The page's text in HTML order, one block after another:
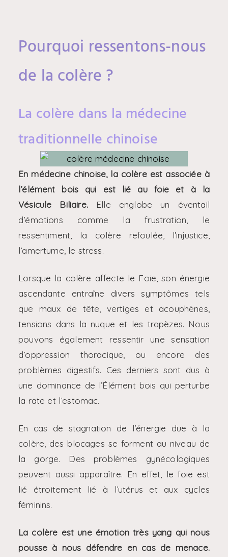
Pourquoi ressentons-nous
de la colère ?
La colère dans la médecine
traditionnelle chinoise ​
En médecine chinoise, la colère est associée à
l’élément bois qui est lié au foie et à la
Vésicule Biliaire. Elle englobe un éventail
d’émotions comme la frustration, le
ressentiment, la colère refoulée, l’injustice,
l’amertume, le stress.
Lorsque la colère affecte le Foie, son énergie
ascendante entraîne divers symptômes tels
que maux de tête, vertiges et acouphènes,
tensions dans la nuque et les trapèzes. Nous
pouvons également ressentir une sensation
d’oppression thoracique, ou encore des
problèmes digestifs. Ces derniers sont dus à
une dominance de l’Élément bois qui perturbe
la rate et l’estomac.
En cas de stagnation de l’énergie due à la
colère, des blocages se forment au niveau de
la gorge. Des problèmes gynécologiques
peuvent aussi apparaître. En effet, le foie est
lié étroitement lié à l’utérus et aux cycles
féminins.
La colère est une émotion très yang qui nous
pousse à nous défendre en cas de menace.